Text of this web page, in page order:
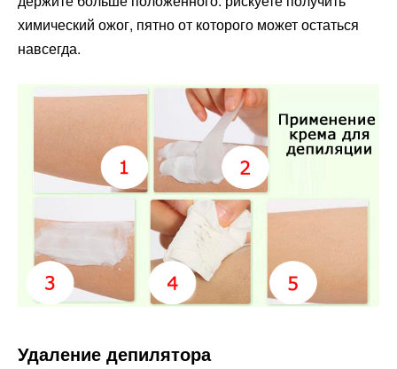
химический ожог, пятно от которого может остаться
навсегда.
Удаление депилятора